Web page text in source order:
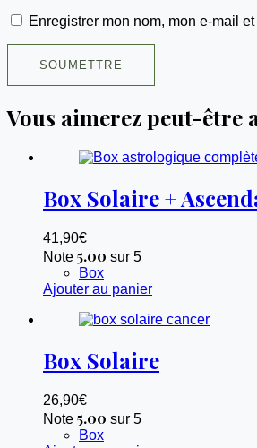
Enregistrer mon nom, mon e-mail
SOUMETTRE
Vous aimerez peut-être
Box Solaire +
41,90€
Note 5.00 sur 5
Box
Ajouter au panier
Box Solaire
26,90€
Note 5.00 sur 5
Box